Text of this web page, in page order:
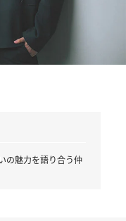
の魅力を語り合う仲